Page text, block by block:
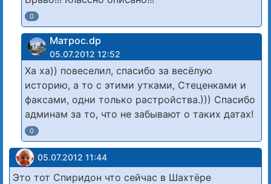
0
Матрос.dp
05.07.2012 12:52
Ха ха)) повеселил, спасибо за весёлую
историю, а то с этими утками, Стеценками и
факсами, одни только растройства.))) Спасибо
админам за то, что не забывают о таких датах!
0
05.07.2012 11:44
Это тот Спиридон что сейчас в Шахтёре